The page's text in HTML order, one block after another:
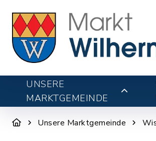
UNSERE
MARKTGEMEINDE
Unsere Marktgemeinde